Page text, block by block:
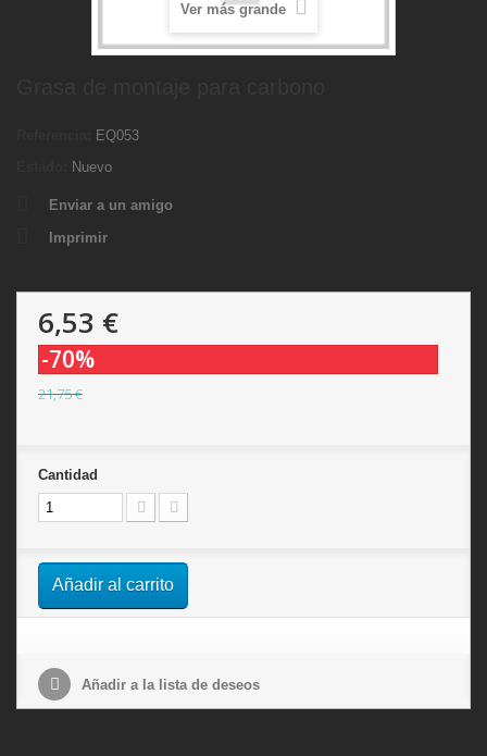
Ver más grande
EQ053
Nuevo
Enviar a un amigo
Imprimir
6,53 €
-70%
21,75 €
Cantidad
Añadir al carrito
Añadir a la lista de deseos